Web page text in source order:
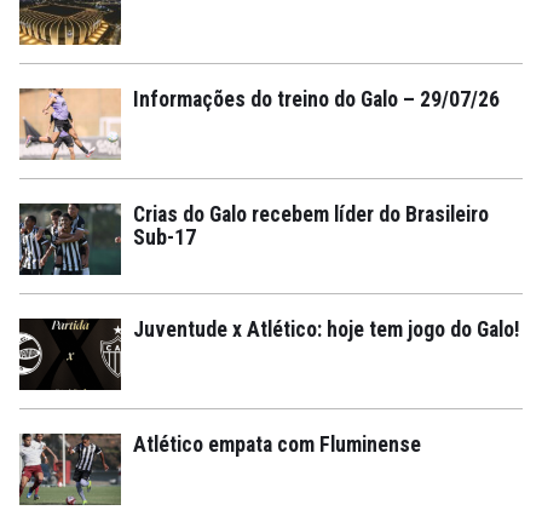
Informações do treino do Galo – 29/07/26
Crias do Galo recebem líder do Brasileiro
Sub-17
Juventude x Atlético: hoje tem jogo do Galo!
Atlético empata com Fluminense